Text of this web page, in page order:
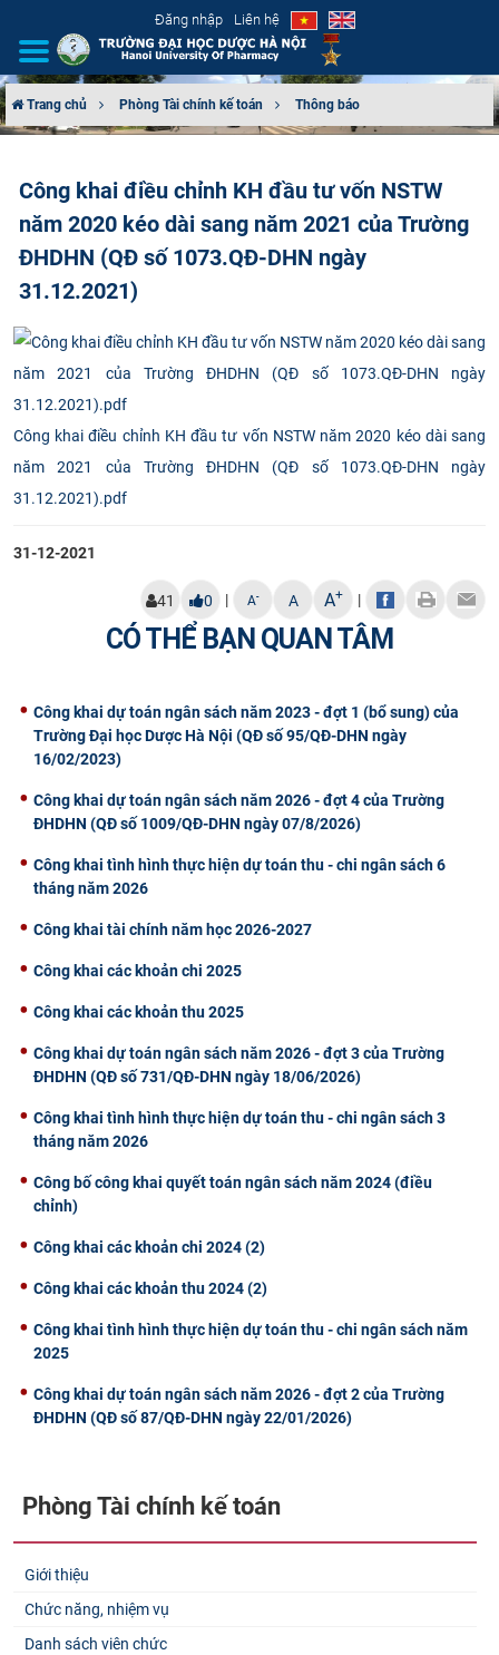
Đăng nhập Liên hệ
CƠ CẤU TỔ CHỨC
TUYỂN SINH
ĐẢM BẢO CHẤT LƯỢNG
KHOA HỌC CÔNG NGHỆ
HTQT
Trang chủ Phòng Tài chính kế toán Thông báo
Công khai điều chỉnh KH đầu tư vốn NSTW
năm 2020 kéo dài sang năm 2021 của Trường
ĐHDHN (QĐ số 1073.QĐ-DHN ngày
31.12.2021)
Công khai điều chỉnh KH đầu tư vốn NSTW năm 2020 kéo dài sang
năm 2021 của Trường ĐHDHN (QĐ số 1073.QĐ-DHN ngày
31.12.2021).pdf
31-12-2021
41 0 | A- A A+ |
CÓ THỂ BẠN QUAN TÂM
Công khai dự toán ngân sách năm 2023 - đợt 1 (bổ sung) của
Trường Đại học Dược Hà Nội (QĐ số 95/QĐ-DHN ngày
16/02/2023)
Công khai dự toán ngân sách năm 2026 - đợt 4 của Trường
ĐHDHN (QĐ số 1009/QĐ-DHN ngày 07/8/2026)
Công khai tình hình thực hiện dự toán thu - chi ngân sách 6
tháng năm 2026
Công khai tài chính năm học 2026-2027
Công khai các khoản chi 2025
Công khai các khoản thu 2025
Công khai dự toán ngân sách năm 2026 - đợt 3 của Trường
ĐHDHN (QĐ số 731/QĐ-DHN ngày 18/06/2026)
Công khai tình hình thực hiện dự toán thu - chi ngân sách 3
tháng năm 2026
Công bố công khai quyết toán ngân sách năm 2024 (điều
chỉnh)
Công khai các khoản chi 2024 (2)
Công khai các khoản thu 2024 (2)
Công khai tình hình thực hiện dự toán thu - chi ngân sách năm
2025
Công khai dự toán ngân sách năm 2026 - đợt 2 của Trường
ĐHDHN (QĐ số 87/QĐ-DHN ngày 22/01/2026)
Phòng Tài chính kế toán
Giới thiệu
Chức năng, nhiệm vụ
Danh sách viên chức